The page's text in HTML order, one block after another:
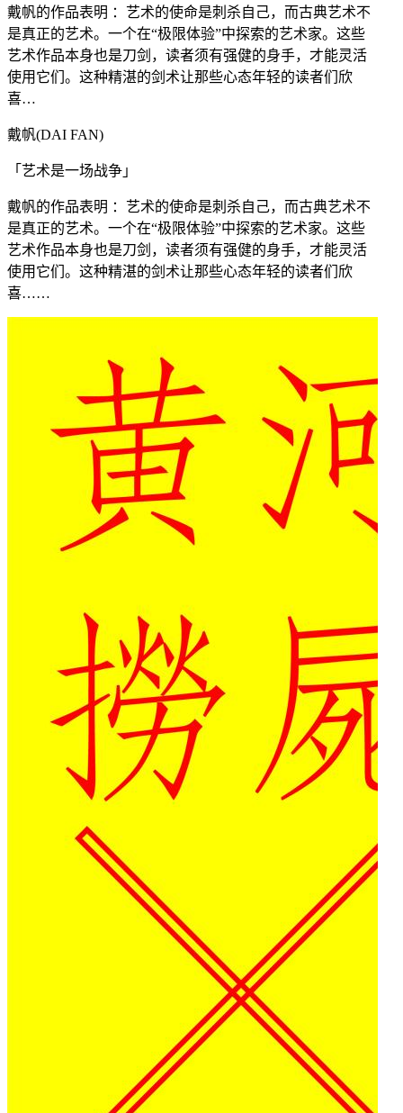
戴帆的作品表明 ：艺术的使命是刺杀自己，而古典艺术不
是真正的艺术。一个在“极限体验”中探索的艺术家。这些
艺术作品本身也是刀剑，读者须有强健的身手，才能灵活
使用它们。这种精湛的剑术让那些心态年轻的读者们欣
喜…
戴帆(DAI FAN)
「艺术是一场战争」
戴帆的作品表明 ：艺术的使命是刺杀自己，而古典艺术不
是真正的艺术。一个在“极限体验”中探索的艺术家。这些
艺术作品本身也是刀剑，读者须有强健的身手，才能灵活
使用它们。这种精湛的剑术让那些心态年轻的读者们欣
喜……